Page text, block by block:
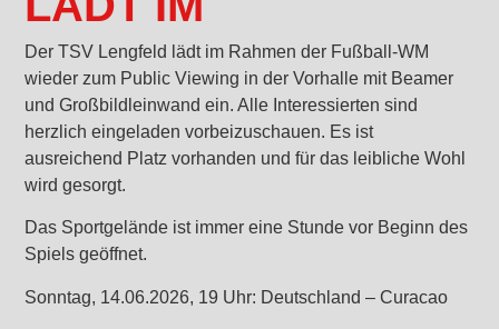
Der TSV Lengfeld lädt im Rahmen der Fußball-WM
wieder zum Public Viewing in der Vorhalle mit Beamer
und Großbildleinwand ein. Alle Interessierten sind
herzlich eingeladen vorbeizuschauen. Es ist
ausreichend Platz vorhanden und für das leibliche Wohl
wird gesorgt.
Das Sportgelände ist immer eine Stunde vor Beginn des
Spiels geöffnet.
Sonntag, 14.06.2026, 19 Uhr: Deutschland – Curacao